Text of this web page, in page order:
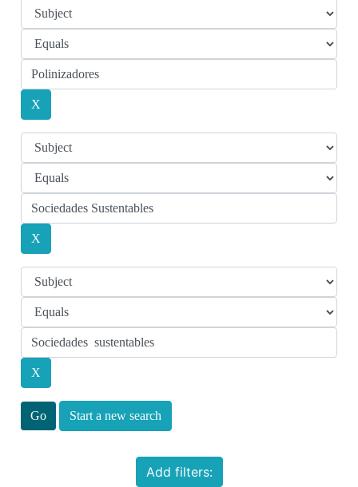
Start a new search
Add filters: